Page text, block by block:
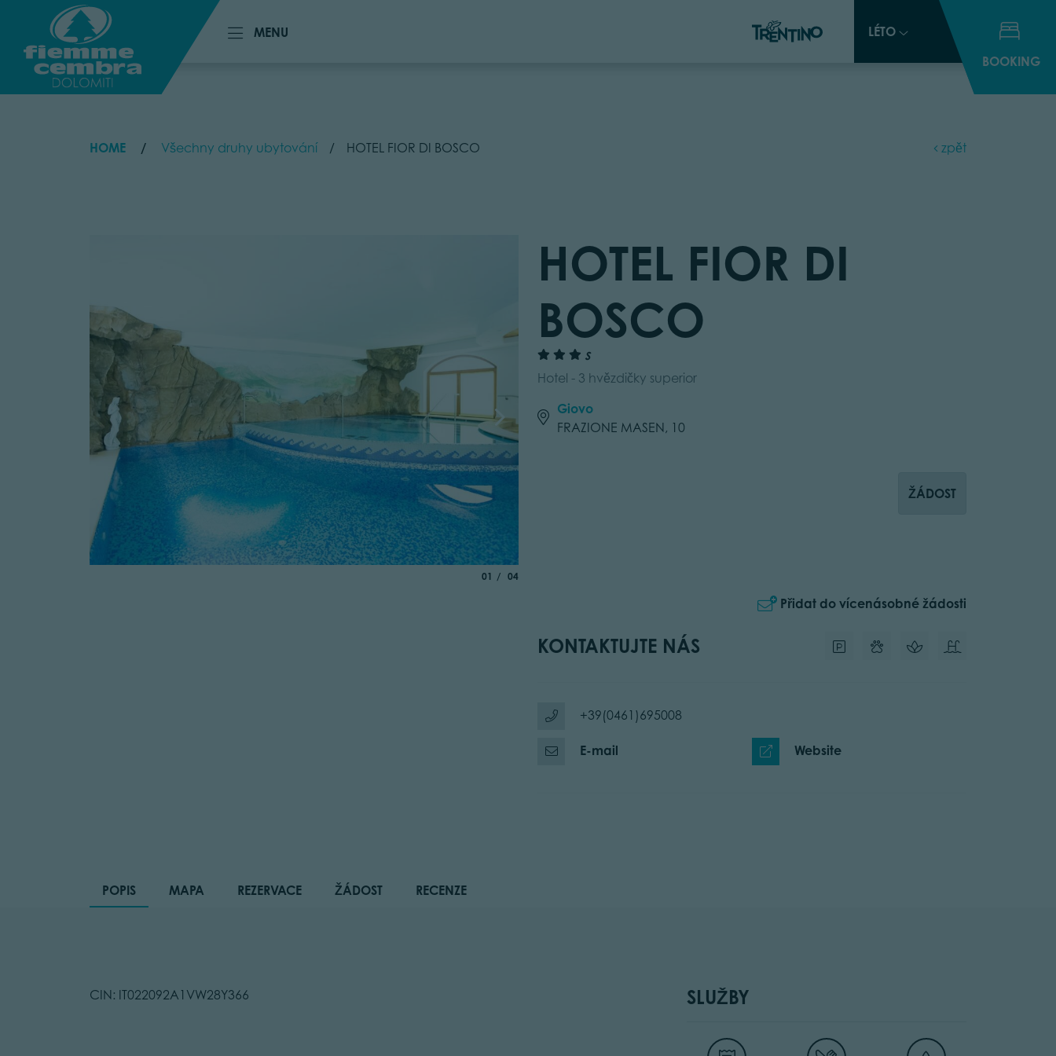
MENU
LÉTO
BOOKING
MENU
LÉTO
BOOKING
HOME Všechny druhy ubytování HOTEL FIOR DI BOSCO zpět
aria.slide_indicator.prefix
01 of
04
HOTEL FIOR DI
BOSCO
S
Hotel - 3 hvězdičky superior
Giovo
FRAZIONE MASEN, 10
ŽÁDOST
Přidat do vícenásobné žádosti
KONTAKTUJTE NÁS
+39(0461)695008
E-mail Website
POPIS MAPA REZERVACE ŽÁDOST RECENZE
CIN: IT022092A1VW28Y366 SLUŽBY